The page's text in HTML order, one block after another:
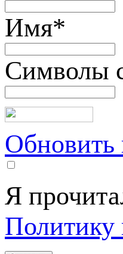
Имя*
Символы
Обновить
Я
Политику